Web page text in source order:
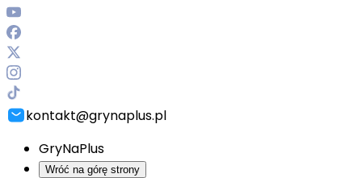
kontakt@grynaplus.pl
GryNaPlus
Wróć na górę strony